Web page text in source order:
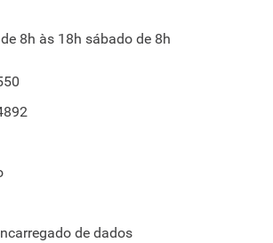
8h às 18h sábado de 8h
de dados